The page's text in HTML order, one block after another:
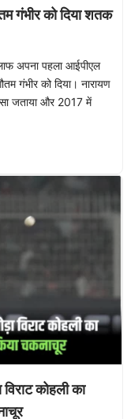
गंभीर को दिया शतक
अपना पहला आईपीएल
गंभीर को दिया। नारायण
जताया और 2017 में